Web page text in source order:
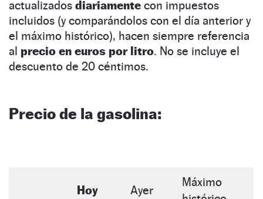
actualizados diariamente con impuestos
incluidos (y comparándolos con el día anterior y
el máximo histórico), hacen siempre referencia
al precio en euros por litro. No se incluye el
descuento de 20 céntimos.
Precio de la gasolina:
Hoy Ayer
Máximo